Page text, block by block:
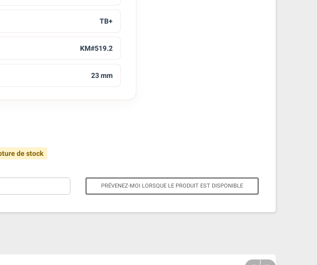
TB+
KM#519.2
23 mm
de stock
PRÉVENEZ-MOI LORSQUE LE PRODUIT EST DISPONIBLE